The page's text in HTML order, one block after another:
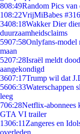
808:49Random Pics
108:22VrijMiBabes
3408:18Wakker Dier
duurzaamheidsclaims
5907:58Onlyfans-model
maan
5207:28Israël meldt
aangekondigd
3607:17Trump wil dat
5606:33Waterschappen
leeg
706:28Netflix-abonnees
GTA VI trailer
1306:11 Zangeres en
overleden